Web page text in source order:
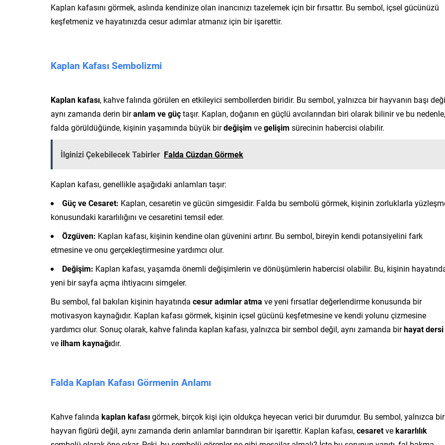
Kaplan kafasını görmek, aslında kendinize olan inancınızı tazelemek için bir fırsattır. Bu sembol, içsel gücünüzü
keşfetmeniz ve hayatınızda cesur adımlar atmanız için bir işarettir.
Kaplan Kafası Sembolizmi
Kaplan kafası, kahve falında görülen en etkileyici sembollerden biridir. Bu sembol, yalnızca bir hayvanın başı
aynı zamanda derin biranlam ve güçtaşır. Kaplan, doğanın en güçlü avcılarından biri olarak bilinir ve bu nedenle,
falda görüldüğünde, kişinin yaşamında büyük birdeğişim vegelişim sürecinin habercisi olabilir.
İlginizi Çekebilecek Tabirler Falda Cüzdan Görmek
Kaplan kafası, genellikle aşağıdaki anlamları taşır:
Güç ve Cesaret: Kaplan, cesaretin ve gücün simgesidir. Falda bu sembolü görmek, kişinin zorluklarla
konusundaki kararlılığını ve cesaretini temsil eder.
Özgüven: Kaplan kafası, kişinin kendine olan güvenini artırır. Bu sembol, bireyin kendi potansiyelini fark
etmesine ve onu gerçekleştirmesine yardımcı olur.
Değişim: Kaplan kafası, yaşamda önemli değişimlerin ve dönüşümlerin habercisi olabilir. Bu, kişinin
yeni bir sayfa açma ihtiyacını simgeler.
Bu sembol, fal bakılan kişinin hayatında cesur adımlar atma ve yeni fırsatlar değerlendirme konusunda bir
motivasyon kaynağıdır. Kaplan kafası görmek, kişinin içsel gücünü keşfetmesine ve kendi yolunu çizmesine
yardımcı olur. Sonuç olarak, kahve falında kaplan kafası, yalnızca bir sembol değil, aynı zamanda birhayat dersi
ve ilham kaynağıdır.
Falda Kaplan Kafası Görmenin Anlamı
Kahve falında kaplan kafasıgörmek, birçok kişi için oldukça heyecan verici bir durumdur. Bu sembol, yalnızca bir
hayvan figürü değil, aynı zamanda derin anlamlar barındıran bir işarettir. Kaplan kafası,cesaretvekararlılık